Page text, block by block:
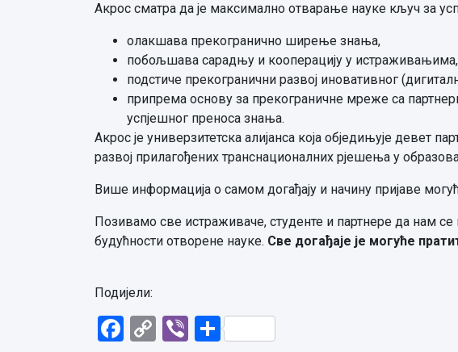
Акрос сматра да је максимално отварање науке кључ за
олакшава прекогранично ширење знања,
побољшава сарадњу и кооперацију у истраживањима,
подстиче прекогранични развој иновативног
припрема основу за прекограничне мреже са
успјешног преноса знања.
Акрос је универзитетска алијанса која обједињује
развој прилагођених транснационалних рјешења у
Више информација о самом догађају и начину пријаве
Позивамо све истраживаче, студенте и партнере да нам
будућности отворене науке. Све догађаје је могуће
Подијели:
Facebook
CopyViberShare